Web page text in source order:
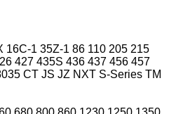
16C-1 35Z-1 86 110 205 215
427 435S 436 437 456 457
CT JS JZ NXT S-Series TM